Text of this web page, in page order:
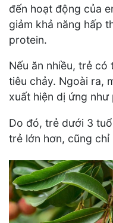
đến hoạt động của
giảm khả năng hấp
protein.
Nếu ăn nhiều, trẻ
tiêu chảy. Ngoài ra,
xuất hiện dị ứng
Do đó, trẻ dưới 3
trẻ lớn hơn, cũng